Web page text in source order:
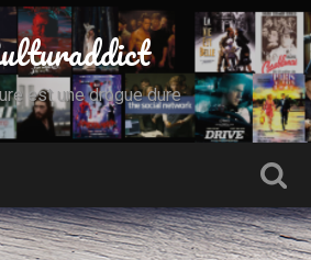
est une drogue dure